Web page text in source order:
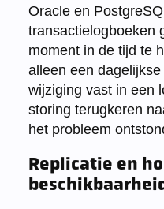
Oracle en
transactielogboeken
moment in de tijd te
alleen een
wijziging vast in een
storing terugkeren
het probleem
Replicatie en